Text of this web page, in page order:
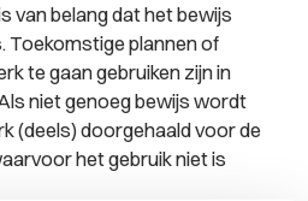
van belang dat het bewijs
Toekomstige plannen of
te gaan gebruiken zijn in
niet genoeg bewijs wordt
(deels) doorgehaald voor de
het gebruik niet is